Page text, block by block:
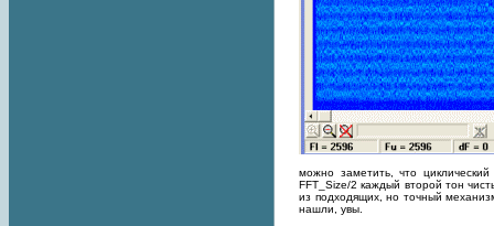
можно заметить, что
FFT_Size/2 каждый второй тон
из подходящих, но точный
нашли, увы.